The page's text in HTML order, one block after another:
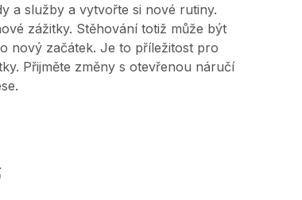
a služby a vytvořte si nové rutiny.
zážitky. Stěhování totiž může být
nový začátek. Je to příležitost pro
Přijměte změny s otevřenou náručí